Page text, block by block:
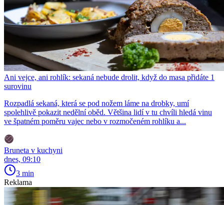
Ani vejce, ani rohlík: sekaná nebude drolit, když do masa přidáte 1
surovinu
Rozpadlá sekaná, která se pod nožem láme na drobky, umí
spolehlivě pokazit nedělní oběd. Většina lidí v tu chvíli hledá vinu
ve špatném poměru vajec nebo v rozmočeném rohlíku a...
Bruneta v kuchyni
dnes, 09:10
3 min
Reklama